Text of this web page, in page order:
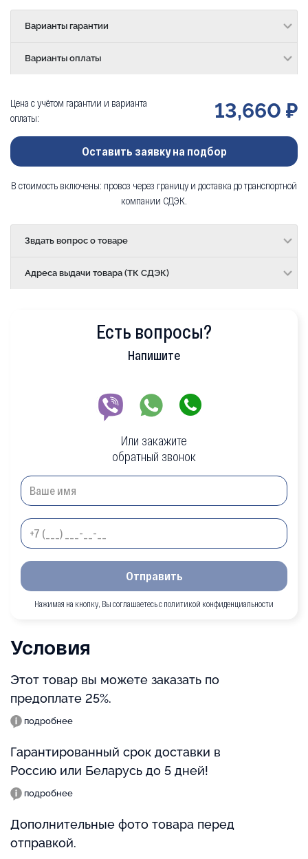
Варианты гарантии
Варианты оплаты
Цена с учётом гарантии и варианта
оплаты:
13,660 ₽
Оставить заявку на подбор
В стоимость включены: провоз через границу и доставка до транспортной
компании СДЭК.
Звдать вопрос о товаре
Адреса выдачи товара (ТК СДЭК)
Есть вопросы?
Напишите
Или закажите
обратный звонок
Отправить
Нажимая на кнопку, Вы соглашаетесь с политикой конфиденциальности
Условия
Этот товар вы можете заказать по
предоплате 25%.
подробнее
Гарантированный срок доставки в
Россию или Беларусь до 5 дней!
подробнее
Дополнительные фото товара перед
отправкой.